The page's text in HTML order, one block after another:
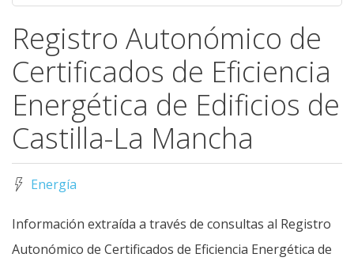
Registro Autonómico de
Certificados de Eficiencia
Energética de Edificios de
Castilla-La Mancha
Energía
Información extraída a través de consultas al Registro
Autonómico de Certificados de Eficiencia Energética de